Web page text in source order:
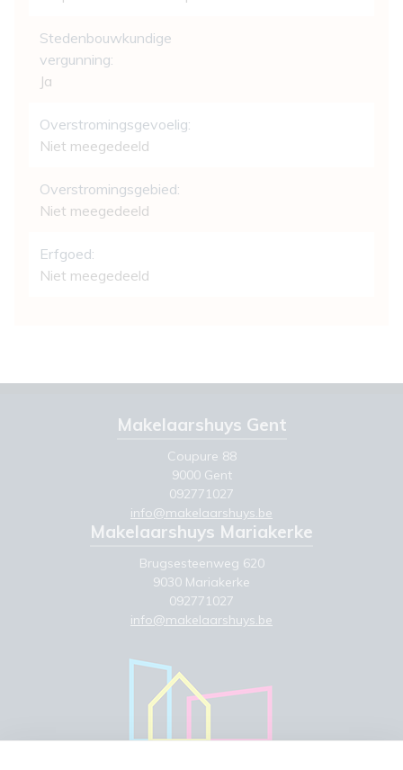
Stedenbouwkundige
vergunning:
Ja
Overstromingsgevoelig:
Niet meegedeeld
Overstromingsgebied:
Niet meegedeeld
Erfgoed:
Niet meegedeeld
Makelaarshuys Gent
Coupure 88
9000 Gent
092771027
info@makelaarshuys.be
Makelaarshuys Mariakerke
Brugsesteenweg 620
9030 Mariakerke
092771027
info@makelaarshuys.be